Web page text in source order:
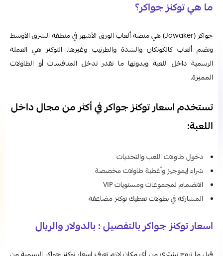
ما هي توكنز جواكر؟
جواكر (Jawaker) هي منصة ألعاب الورق الأشهر في منطقة الشرق الأوسط
وتضم ألعاب كالكونكان والشدة والطرنيب وغيرها. التوكنز هي العملة
الرسمية داخل اللعبة وبدونها ما تقدر تدخل المنافسات أو الطاولات
المميزة.
تستخدم اسعار توكنز جواكر في أكثر من مجال داخل
اللعبة:
دخول طاولات اللعب والتحديات
شراء إيموجيز وأغطية طاولات مخصصة
الانضمام لمجموعات ومستويات VIP
المشاركة في بطولات تعطيك توكنز مضاعفة
اسعار توكنز جواكر بالتفصيل : بالدولار والريال